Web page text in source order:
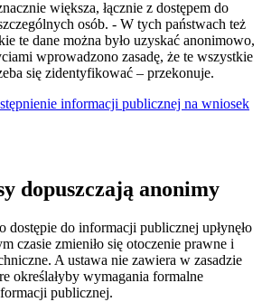
większa, łącznie z dostępem do
osób. - W tych państwach też
te dane można było uzyskać anonimowo,
wprowadzono zasadę, że te wszystkie
się zidentyfikować – przekonuje.
informacji publicznej na wniosek
dopuszczają anonimy
dostępie do informacji publicznej upłynęło
czasie zmieniło się otoczenie prawne i
A ustawa nie zawiera w zasadzie
określałyby wymagania formalne
publicznej.